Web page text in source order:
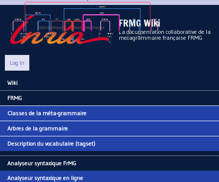
Aller au contenu principal
FRMG Wiki
La documentation collaborative de la
metagrammaire française FRMG
Log In
Main menu
Wiki
FRMG
Classes de la méta-grammaire
Arbres de la grammaire
Description du vocabulaire (tagset)
Analyseur syntaxique FrMG
Analyseur syntaxique en ligne